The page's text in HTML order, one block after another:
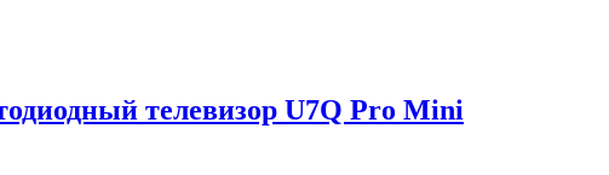
телевизор U7Q Pro Mini